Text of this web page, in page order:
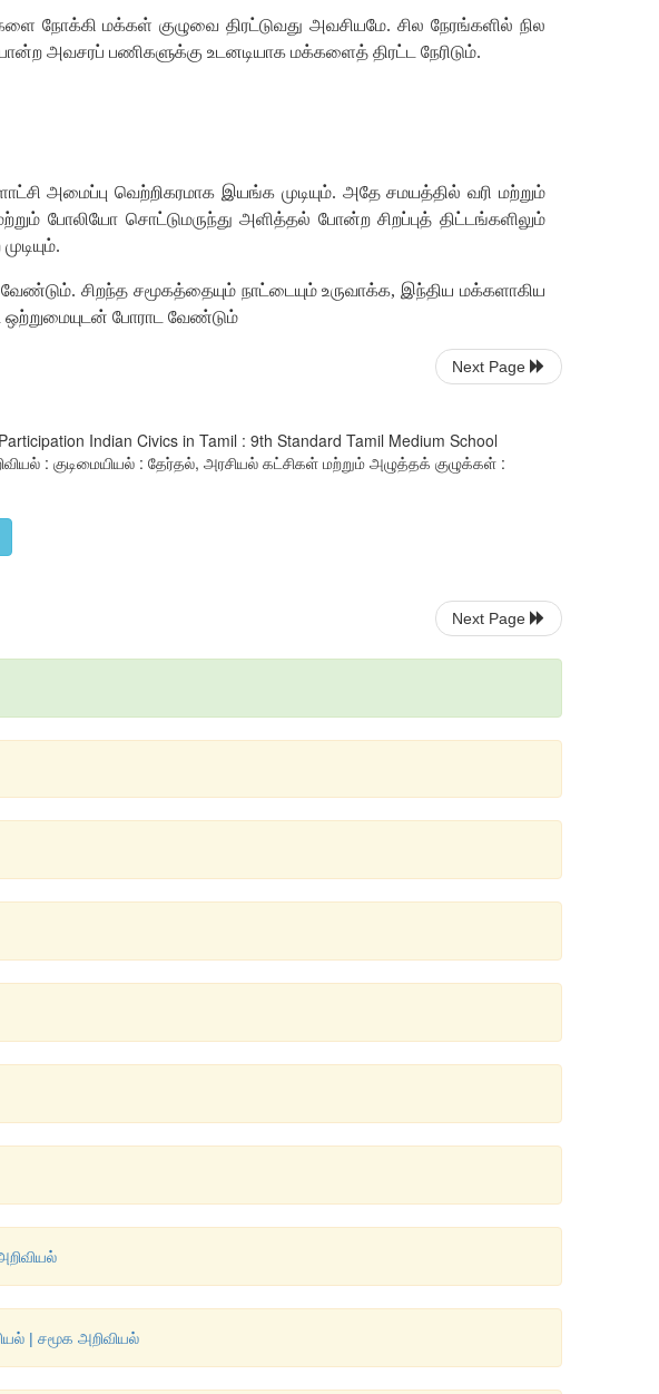
நோக்கி மக்கள் குழுவை திரட்டுவது அவசியமே.சில நேரங்களில் நில
அவசரப் பணிகளுக்கு உடனடியாக மக்களைத் திரட்ட நேரிடும்.
அமைப்பு வெற்றிகரமாக இயங்க முடியும். அதே சமயத்தில் வரி மற்றும்
போலியோ சொட்டுமருந்து அளித்தல் போன்ற சிறப்புத் திட்டங்களிலும்
முடியும்.
வேண்டும். சிறந்த சமூகத்தையும் நாட்டையும் உருவாக்க, இந்திய மக்களாகிய
ஒற்றுமையுடன் போராட வேண்டும்
Next Page
Indian Civics in Tamil : 9th Standard Tamil Medium School
: குடிமையியல் : தேர்தல், அரசியல் கட்சிகள் மற்றும் அழுத்தக் குழுக்கள் :
Next Page
| சமூக அறிவியல்